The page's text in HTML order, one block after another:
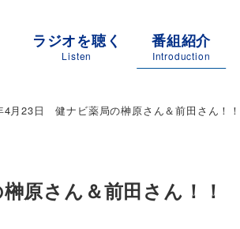
ラジオを聴く
Listen
番組紹介
Introduction
4月23日 健ナビ薬局の榊原さん＆前田さん！！
原さん＆前田さん！！